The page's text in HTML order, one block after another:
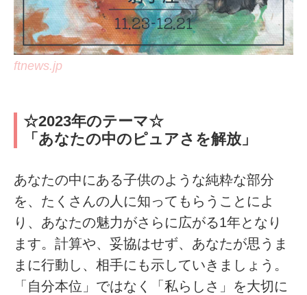
ftnews.jp
☆2023年のテーマ☆
「あなたの中のピュアさを解放」
あなたの中にある子供のような純粋な部分
を、たくさんの人に知ってもらうことによ
り、あなたの魅力がさらに広がる1年となり
ます。計算や、妥協はせず、あなたが思うま
まに行動し、相手にも示していきましょう。
「自分本位」ではなく「私らしさ」を大切に